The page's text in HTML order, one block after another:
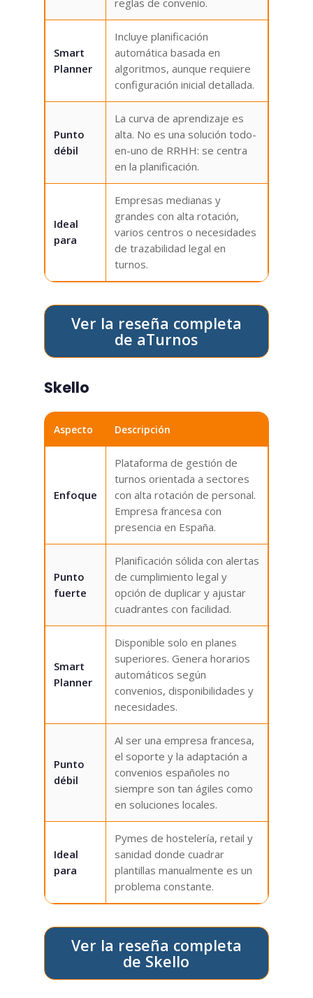
Smart
Planner
Incluye planificación
automática basada en
algoritmos, aunque requiere
configuración inicial detallada.
Punto
débil
La curva de aprendizaje es
alta. No es una solución todo-
en-uno de RRHH: se centra
en la planificación.
Ideal
para
Empresas medianas y
grandes con alta rotación,
varios centros o necesidades
de trazabilidad legal en
turnos.
Ver la reseña completa
de aTurnos
Skello
Aspecto Descripción
Enfoque
Plataforma de gestión de
turnos orientada a sectores
con alta rotación de personal.
Empresa francesa con
presencia en España.
Punto
fuerte
Planificación sólida con alertas
de cumplimiento legal y
opción de duplicar y ajustar
cuadrantes con facilidad.
Smart
Planner
Disponible solo en planes
superiores. Genera horarios
automáticos según
convenios, disponibilidades y
necesidades.
Punto
débil
Al ser una empresa francesa,
el soporte y la adaptación a
convenios españoles no
siempre son tan ágiles como
en soluciones locales.
Ideal
para
Pymes de hostelería, retail y
sanidad donde cuadrar
plantillas manualmente es un
problema constante.
Ver la reseña completa
de Skello